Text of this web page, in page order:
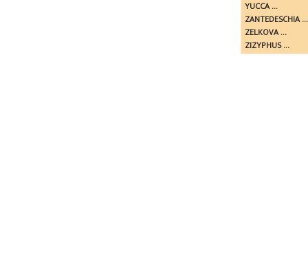
YUCCA ...
ZANTEDESCHIA ...
ZELKOVA ...
ZIZYPHUS ...